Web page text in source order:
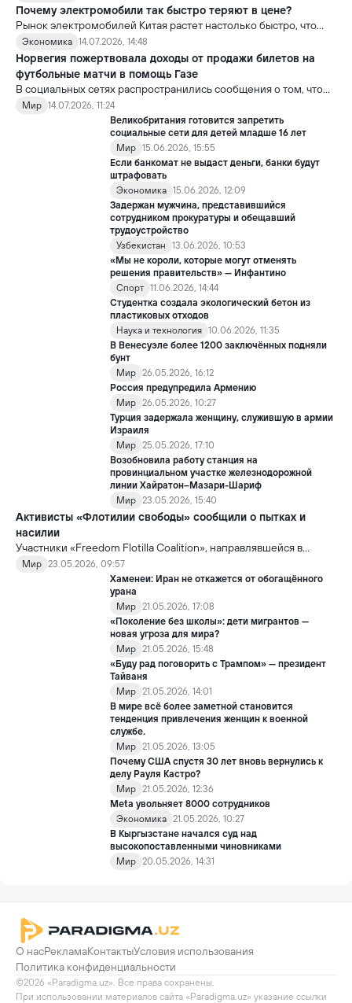
который выходит далеко за рамки одного судебного дела.
Почему электромобили так быстро теряют в цене?
Рынок электромобилей Китая растет настолько быстро, что
новые модели выходят почти ежемесячно. В результате
стоимость более ранних моделей заметно снижается.
Экономика 14.07.2026, 14:48
Норвегия пожертвовала доходы от продажи билетов на
футбольные матчи в помощь Газе
В социальных сетях распространились сообщения о том, что
сборная Норвегии перечислила весь призовой фонд,
полученный на чемпионате мира по футболу FIFA 2026, в
качестве гуманитарной помощи жителям сектора Газа.
Мир 14.07.2026, 11:24
Великобритания готовится запретить
социальные сети для детей младше 16 лет
Мир 15.06.2026, 15:55
Если банкомат не выдаст деньги, банки будут
штрафовать
Экономика 15.06.2026, 12:09
Задержан мужчина, представившийся
сотрудником прокуратуры и обещавший
трудоустройство
Узбекистан
13.06.2026, 10:53
«Мы не короли, которые могут отменять
решения правительств» — Инфантино
Спорт 11.06.2026, 14:44
Студентка создала экологический бетон из
пластиковых отходов
Наука и технология 10.06.2026, 11:35
В Венесуэле более 1200 заключённых подняли
бунт
Мир 26.05.2026, 16:12
Россия предупредила Армению
Мир 26.05.2026, 10:27
Турция задержала женщину, служившую в армии
Израиля
Мир 25.05.2026, 17:10
Возобновила работу станция на
провинциальном участке железнодорожной
линии Хайратон–Мазари-Шариф
Мир 23.05.2026, 15:40
Активисты «Флотилии свободы» сообщили о пытках и
насилии
Участники «Freedom Flotilla Coalition», направлявшейся в
сектор Газа с гуманитарной помощью, заявили, что после
задержания со стороны Израиль подверглись пыткам и
жестокому обращению.
Мир 23.05.2026, 09:57
Хаменеи: Иран не откажется от обогащённого
урана
Мир 21.05.2026, 17:08
«Поколение без школы»: дети мигрантов —
новая угроза для мира?
Мир 21.05.2026, 15:48
«Буду рад поговорить с Трампом» — президент
Тайваня
Мир 21.05.2026, 14:01
В мире всё более заметной становится
тенденция привлечения женщин к военной
службе.
Мир 21.05.2026, 13:05
Почему США спустя 30 лет вновь вернулись к
делу Рауля Кастро?
Мир 21.05.2026, 12:36
Meta увольняет 8000 сотрудников
Экономика 21.05.2026, 10:27
В Кыргызстане начался суд над
высокопоставленными чиновниками
Мир 20.05.2026, 14:31
О насРекламаКонтактыУсловия использования
Политика конфиденциальности
©2026 «Paradigma.uz». Все права сохранены.
При использовании материалов сайта «Paradigma.uz» указание ссылки